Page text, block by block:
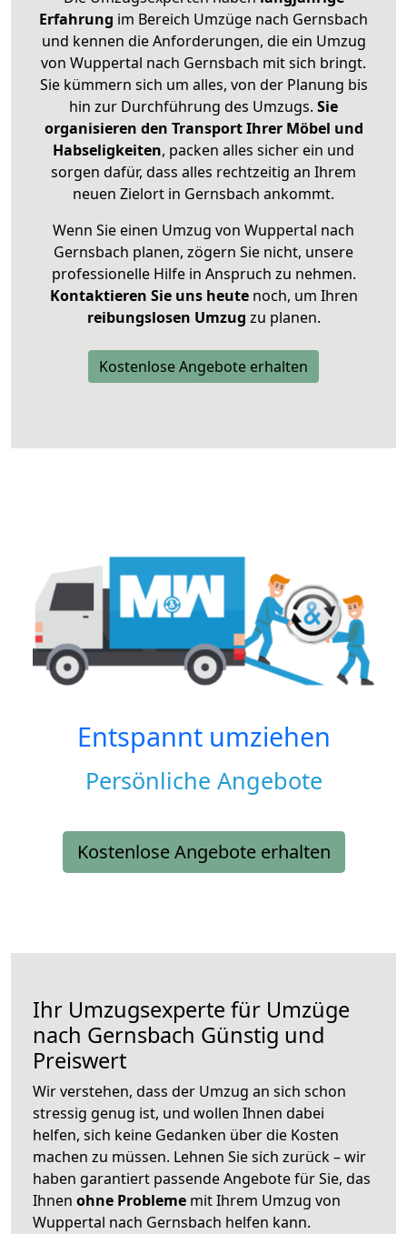
Erfahrung im Bereich Umzüge nach Gernsbach
und kennen die Anforderungen, die ein Umzug
von Wuppertal nach Gernsbach mit sich bringt.
Sie kümmern sich um alles, von der Planung bis
hin zur Durchführung des Umzugs. Sie
organisieren den Transport Ihrer Möbel und
Habseligkeiten, packen alles sicher ein und
sorgen dafür, dass alles rechtzeitig an Ihrem
neuen Zielort in Gernsbach ankommt.
Wenn Sie einen Umzug von Wuppertal nach
Gernsbach planen, zögern Sie nicht, unsere
professionelle Hilfe in Anspruch zu nehmen.
Kontaktieren Sie uns heutenoch, um Ihren
reibungslosen Umzug zu planen.
Kostenlose Angebote erhalten
Entspannt umziehen
Persönliche Angebote
Kostenlose Angebote erhalten
Ihr Umzugsexperte für Umzüge
nach Gernsbach Günstig und
Preiswert
Wir verstehen, dass der Umzug an sich schon
stressig genug ist, und wollen Ihnen dabei
helfen, sich keine Gedanken über die Kosten
machen zu müssen. Lehnen Sie sich zurück – wir
haben garantiert passende Angebote für Sie, das
Ihnen ohne Probleme mit Ihrem Umzug von
Wuppertal nach Gernsbach helfen kann.